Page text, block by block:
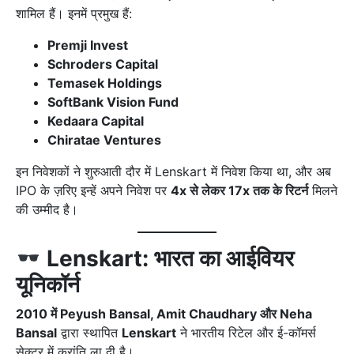
शामिल हैं। इनमें प्रमुख हैं:
Premji Invest
Schroders Capital
Temasek Holdings
SoftBank Vision Fund
Kedaara Capital
Chiratae Ventures
इन निवेशकों ने शुरुआती दौर में Lenskart में निवेश किया था, और अब
IPO के ज़रिए इन्हें अपने निवेश पर 4x से लेकर 17x तक के रिटर्नमिलने
की उम्मीद है।
Lenskart: भारत का आईवियर
यूनिकॉर्न
2010 में Peyush Bansal, Amit Chaudhary और Neha
Bansal द्वारा स्थापित Lenskart ने भारतीय रिटेल और ई-कॉमर्स